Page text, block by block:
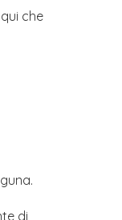
che
di